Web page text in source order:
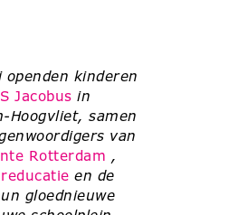
openden kinderen
Jacobus in
Hoogvliet, samen
van
Rotterdam ,
en de
gloednieuwe